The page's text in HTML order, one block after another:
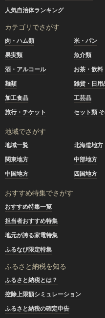
人気自治体ランキング
カテゴリでさがす
肉・ハム類 米・パン
果実類
魚介類
酒・アルコール
お茶・飲料
麺類
雑貨・日用
加工食品
工芸品
旅行・チケット
セット類
地域でさがす
地域一覧 北海道地方
関東地方
中部地方
中国地方
四国地方
おすすめ特集でさがす
おすすめ特集一覧
担当者おすすめ特集
地元が誇る家電特集
ふるなび限定特集
ふるさと納税を知る
ふるさと納税とは？
控除上限額シミュレーション
ふるさと納税の確定申告